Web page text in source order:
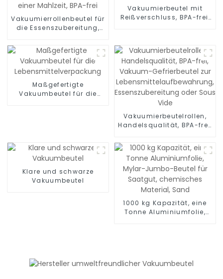
Vakuumierrollenbeutel für
die Essenszubereitung,
Versiegeln einer Mahlzeit,
BPA-frei
Vakuumierbeutel mit
Reißverschluss, BPA-frei,
Maßgefertigte
Vakuumbeutel für die
Vakuumierbeutelrollen,
Handelsqualität, BPA-frei,
Lebensmittelaufbewahrung,
Essenszubereitung oder
Sous Vide
Klare und schwarze
Vakuumbeutel
1000 kg Kapazität, eine
Tonne Aluminiumfolie,